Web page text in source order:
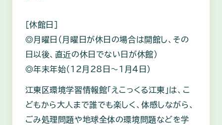
［休館日］
◎月曜日（月曜日が休日の場合は開館し、その
日以後、直近の休日でない日が休館）
◎年末年始（12月28日～1月4日）
江東区環境学習情報館「えこっくる江東」は、こ
どもから大人まで誰でも楽しく、体感しながら、
ごみ処理問題や地球全体の環境問題などを学